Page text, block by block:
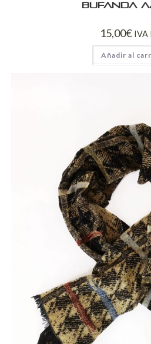
Bufanda
15,00€ IVA
Añadir al